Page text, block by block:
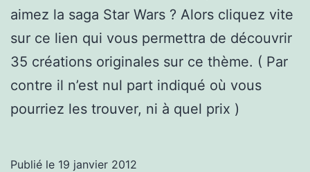
aimez la saga Star Wars ? Alors cliquez vite
sur ce lien qui vous permettra de découvrir
35 créations originales sur ce thème. ( Par
contre il n’est nul part indiqué où vous
pourriez les trouver, ni à quel prix )
Publié le 19 janvier 2012